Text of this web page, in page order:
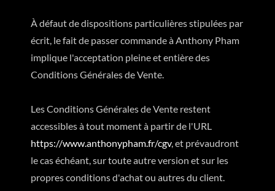
À défaut de dispositions particulières stipulées par
écrit, le fait de passer commande à Anthony Pham
implique l'acceptation pleine et entière des
Conditions Générales de Vente.
Les Conditions Générales de Vente restent
accessibles à tout moment à partir de l'URL
https://www.anthonypham.fr/cgv, et prévaudront
le cas échéant, sur toute autre version et sur les
propres conditions d'achat ou autres du client.